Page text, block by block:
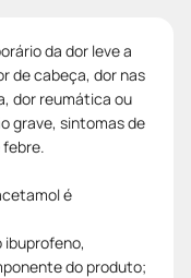
da dor leve a
de cabeça, dor nas
dor reumática ou
grave, sintomas de
é
do produto;